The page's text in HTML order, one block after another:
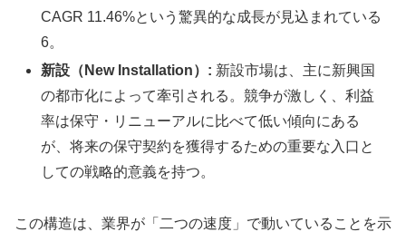
CAGR 11.46%という驚異的な成長が見込まれている
6。
新設（New Installation）: 新設市場は、主に新興国
の都市化によって牽引される。競争が激しく、利益
率は保守・リニューアルに比べて低い傾向にある
が、将来の保守契約を獲得するための重要な入口と
しての戦略的意義を持つ。
この構造は、業界が「二つの速度」で動いていることを示